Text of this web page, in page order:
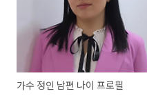
가수 정인 남편 나이 프로필